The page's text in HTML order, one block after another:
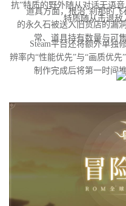
抗”特质的野外随从对话无语
特质随从击退敌
道具方面，根治“刹那的飞
的永久石被送入旧货店的漏
常、道具持有数量与可
Steam平台还将额外单独修
辨率内“性能优先”与“画质优
制作完成后将第一时间